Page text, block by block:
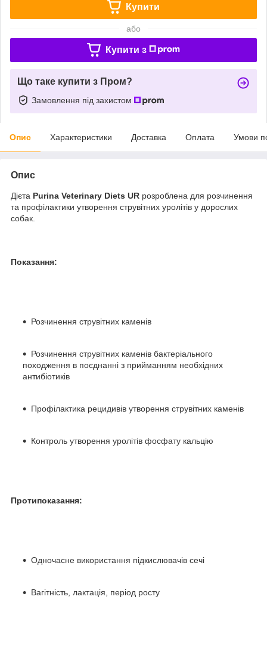
Купити
або
Купити з
Що таке купити з Пром?
Замовлення під захистом
Опис Характеристики Доставка Оплата Умови
Опис
Дієта Purina Veterinary Diets UR розроблена для розчинення
та профілактики утворення струвітних уролітів у дорослих
собак.
Показання:
Розчинення струвітних каменів
Розчинення струвітних каменів бактеріального
походження в поєднанні з прийманням необхідних
антибіотиків
Профілактика рецидивів утворення струвітних каменів
Контроль утворення уролітів фосфату кальцію
Протипоказання:
Одночасне використання підкислювачів сечі
Вагітність, лактація, період росту